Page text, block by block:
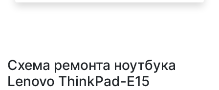
Схема ремонта ноутбука
Lenovo ThinkPad-E15